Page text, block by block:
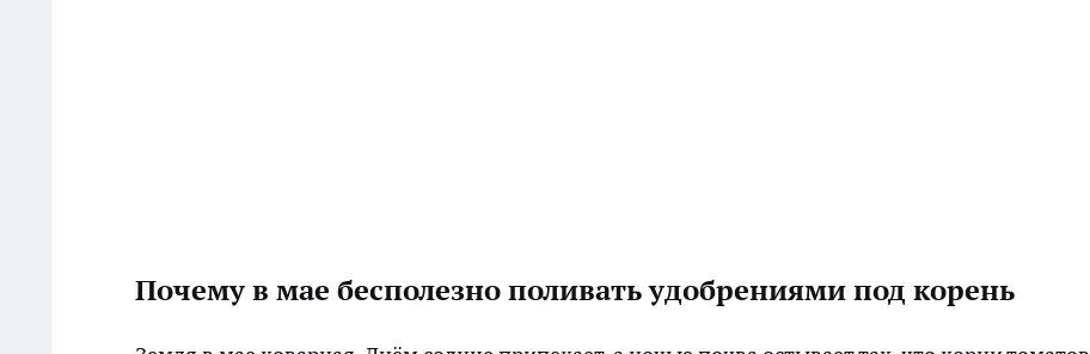
Почему в мае бесполезно поливать удобрениями под корень